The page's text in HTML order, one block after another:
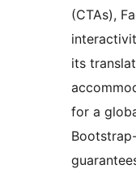
(CTAs),
its
for a